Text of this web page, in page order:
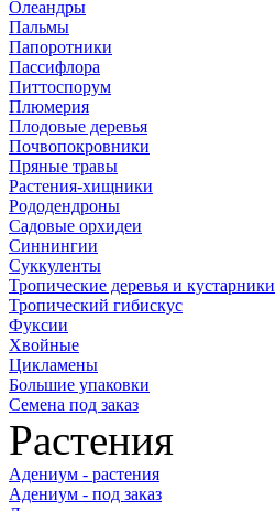
Олеандры
Пальмы
Папоротники
Пассифлора
Питтоспорум
Плюмерия
Плодовые деревья
Почвопокровники
Пряные травы
Растения-хищники
Рододендроны
Садовые орхидеи
Синнингии
Суккуленты
Тропические деревья и кустарники
Тропический гибискус
Фуксии
Хвойные
Цикламены
Большие упаковки
Семена под заказ
Растения
Адениум - растения
Адениум - под заказ